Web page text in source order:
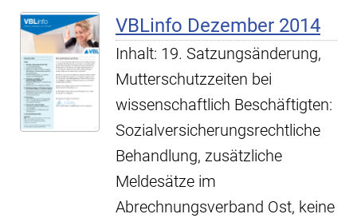
VBLinfo Dezember 2014
Inhalt: 19. Satzungsänderung,
Mutterschutzzeiten bei
wissenschaftlich Beschäftigten:
Sozialversicherungsrechtliche
Behandlung, zusätzliche
Meldesätze im
Abrechnungsverband Ost, keine